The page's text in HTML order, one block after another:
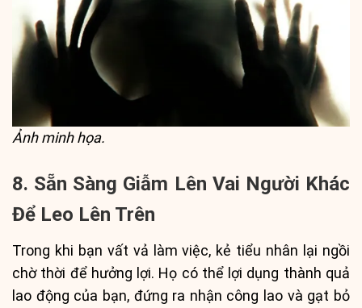
Ảnh minh họa.
8. Sẵn Sàng Giẫm Lên Vai Người Khác
Để Leo Lên Trên
Trong khi bạn vất vả làm việc, kẻ tiểu nhân lại ngồi
chờ thời để hưởng lợi. Họ có thể lợi dụng thành quả
lao động của bạn, đứng ra nhận công lao và gạt bỏ